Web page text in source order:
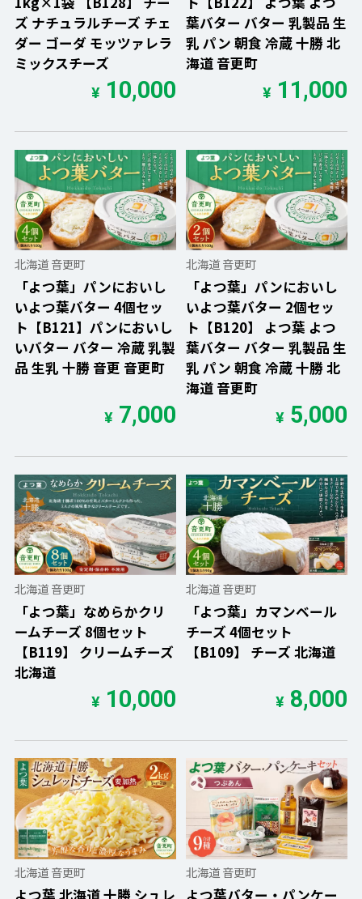
ズ ナチュラルチーズ チェ
ダー ゴーダ モッツァレラ
ミックスチーズ
¥10,000
葉バター バター 乳製品 生
乳 パン 朝食 冷蔵 十勝 北
海道 音更町
¥11,000
北海道 音更町
「よつ葉」パンにおいし
いよつ葉バター 4個セッ
ト【B121】パンにおいし
いバター バター 冷蔵 乳製
品 生乳 十勝 音更 音更町
¥7,000
北海道 音更町
「よつ葉」パンにおいし
いよつ葉バター 2個セッ
ト【B120】 よつ葉 よつ
葉バター バター 乳製品 生
乳 パン 朝食 冷蔵 十勝 北
海道 音更町
¥5,000
北海道 音更町
「よつ葉」なめらかクリ
ームチーズ 8個セット
【B119】 クリームチーズ
北海道
¥10,000
北海道 音更町
「よつ葉」カマンベール
チーズ 4個セット
【B109】 チーズ 北海道
¥8,000
北海道 音更町 北海道 音更町